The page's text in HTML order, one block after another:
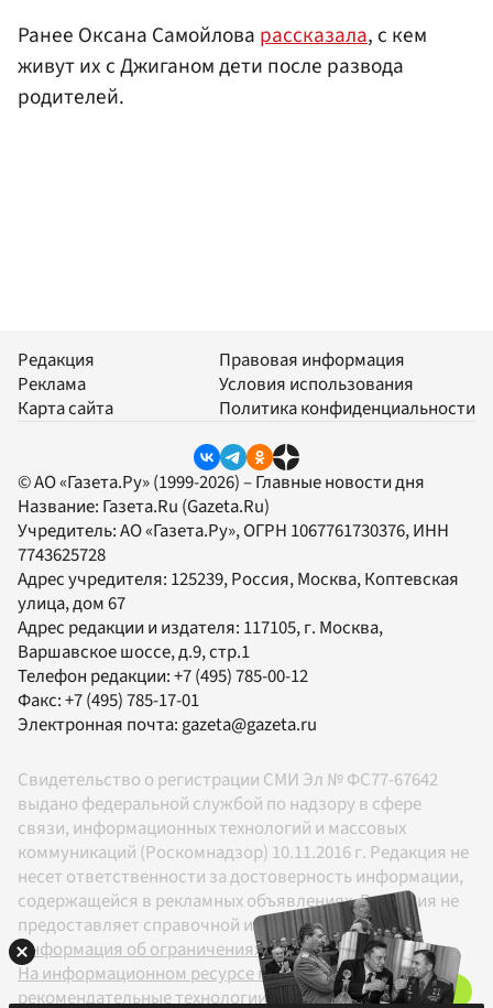
Ранее Оксана Самойлова рассказала, с кем
живут их с Джиганом дети после развода
родителей.
Редакция
Реклама
Карта сайта
Правовая информация
Условия использования
Политика конфиденциальности
© АО «Газета.Ру» (1999-2026) – Главные новости дня
Название: Газета.Ru (Gazeta.Ru)
Учредитель:АО «Газета.Ру», ОГРН 1067761730376, ИНН
7743625728
Адрес учредителя: 125239, Россия, Москва, Коптевская
улица, дом 67
Адрес редакции и издателя: 117105, г. Москва,
Варшавское шоссе, д.9, стр.1
Телефон редакции:+7 (495) 785-00-12
Факс:+7 (495) 785-17-01
Электронная почта: gazeta@gazeta.ru
Свидетельство о регистрации СМИ Эл № ФС77-67642
выдано федеральной службой по надзору в сфере
связи, информационных технологий и массовых
коммуникаций (Роскомнадзор) 10.11.2016 г. Редакция не
несет ответственности за достоверность информации,
содержащейся в рекламных объявлениях. Редакция не
предоставляет справочной информации.
Информация об ограничениях
На информационном ресурсе применяются
рекомендательные технологии в соответствии с